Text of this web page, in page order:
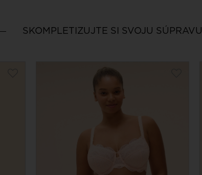
SKOMPLETIZUJTE SI SVOJU SÚPRAVU